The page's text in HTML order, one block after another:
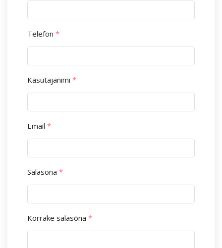
Telefon *
Kasutajanimi *
Email *
Salasõna *
Korrake salasõna *